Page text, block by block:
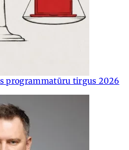
programmatūru tirgus 2026